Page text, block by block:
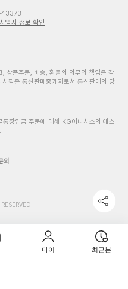
마이 최근본
43373
사업자 정보 확인
상품주문, 배송, 환불의 의무와 책임은 각
픽은 통신판매중개자로서 통신판매의 당
장입금 주문에 대해 KG이니시스의 에스
의